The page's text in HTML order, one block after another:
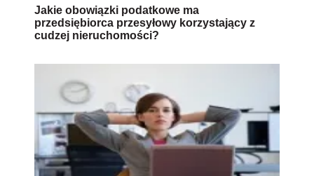
Jakie obowiązki podatkowe ma
przedsiębiorca przesyłowy korzystający z
cudzej nieruchomości?